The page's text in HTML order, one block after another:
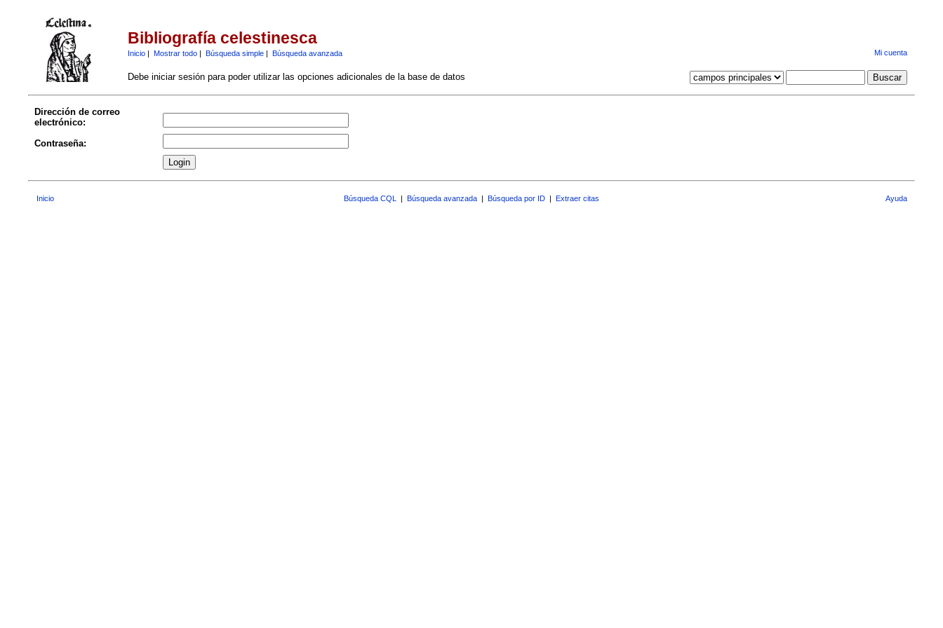
Bibliografía celestinesca
Inicio| Mostrar todo| Búsqueda simple| Búsqueda avanzada Mi cuenta
Debe iniciar sesión para poder utilizar las opciones adicionales de la base de datos
Dirección de correo
electrónico:
Contraseña:
Inicio Búsqueda CQL | Búsqueda avanzada | Búsqueda por ID | Extraer citas Ayuda